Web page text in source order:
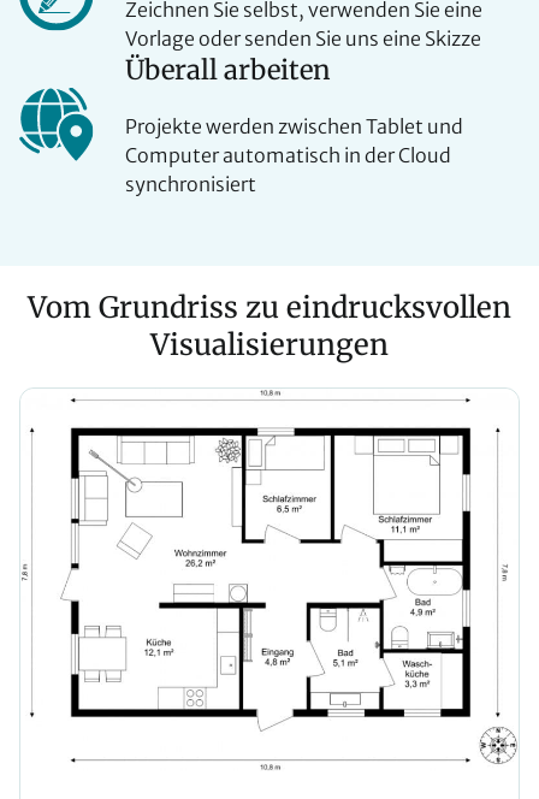
Zeichnen Sie selbst, verwenden Sie eine
Vorlage oder senden Sie uns eine Skizze
Überall arbeiten
Projekte werden zwischen Tablet und
Computer automatisch in der Cloud
synchronisiert
Vom Grundriss zu eindrucksvollen
Visualisierungen